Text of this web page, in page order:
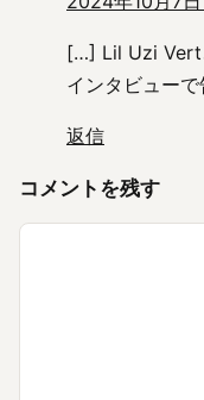
[…] Lil Uzi Vert
インタビュー
返信
コメントを残す